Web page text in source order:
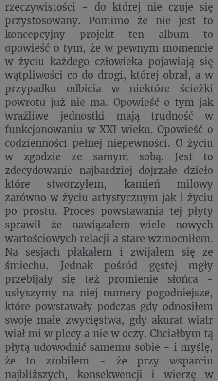
rzeczywistości - do której nie czuje się
przystosowany. Pomimo że nie jest to
koncepcyjny projekt ten album to
opowieść o tym, że w pewnym momencie
w życiu każdego człowieka pojawiają się
wątpliwości co do drogi, której obrał, a w
przypadku odbicia w niektóre ścieżki
powrotu już nie ma. Opowieść o tym jak
wrażliwe jednostki mają trudność w
funkcjonowaniu w XXI wieku. Opowieść o
codzienności pełnej niepewności. O życiu
w zgodzie ze samym sobą. Jest to
zdecydowanie najbardziej dojrzałe dzieło
które stworzyłem, kamień milowy
zarówno w życiu artystycznym jak i życiu
po prostu. Proces powstawania tej płyty
sprawił że nawiązałem wiele nowych
wartościowych relacji a stare wzmocniłem.
Na sesjach płakałem i zwijałem się ze
śmiechu. Jednak pośród gęstej mgły
przebijały się też promienie słońca -
usłyszymy na niej numery pogodniejsze,
które powstawały podczas gdy odnosiłem
swoje małe zwycięstwa, gdy akurat wiatr
wiał mi w plecy a nie w oczy. Chciałbym tą
płytą udowodnić samemu sobie - i myślę,
że to zrobiłem - że przy wsparciu
najbliższych, konsekwencji i wierzę w